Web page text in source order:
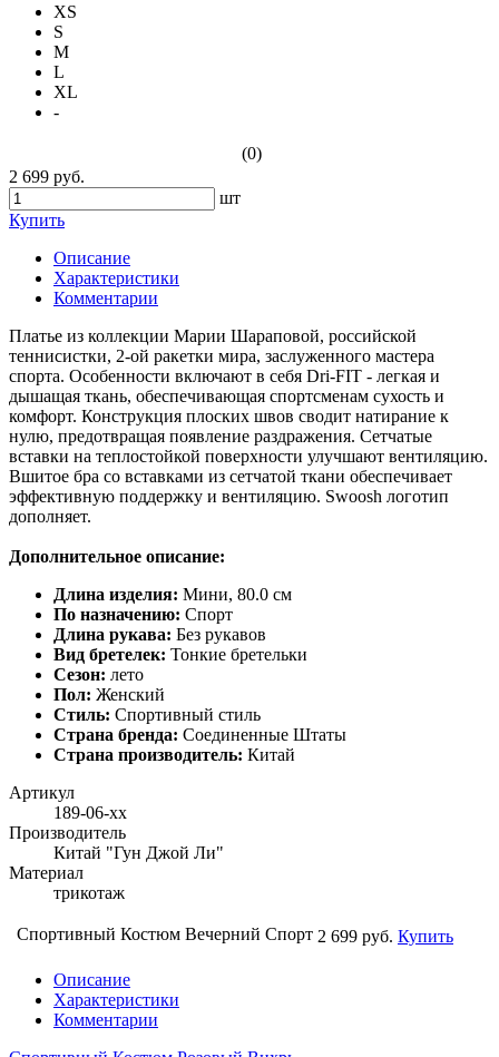
XS
S
M
L
XL
-
(0)
2 699 руб.
шт
Купить
Описание
Характеристики
Комментарии
Платье из коллекции Марии Шараповой, российской
теннисистки, 2-ой ракетки мира, заслуженного мастера
спорта. Особенности включают в себя Dri-FIT - легкая и
дышащая ткань, обеспечивающая спортсменам сухость и
комфорт. Конструкция плоских швов сводит натирание к
нулю, предотвращая появление раздражения. Сетчатые
вставки на теплостойкой поверхности улучшают вентиляцию.
Вшитое бра со вставками из сетчатой ткани обеспечивает
эффективную поддержку и вентиляцию. Swoosh логотип
дополняет.
Дополнительное описание:
Длина изделия: Мини, 80.0 см
По назначению: Спорт
Длина рукава: Без рукавов
Вид бретелек: Тонкие бретельки
Сезон: лето
Пол: Женский
Стиль: Спортивный стиль
Страна бренда: Соединенные Штаты
Страна производитель: Китай
Артикул
189-06-хх
Производитель
Китай "Гун Джой Ли"
Материал
трикотаж
Спортивный Костюм Вечерний Спорт 2 699 руб. Купить
Описание
Характеристики
Комментарии